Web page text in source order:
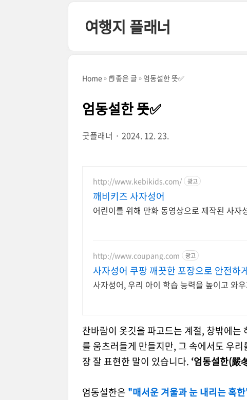
여행지 플래너
Home 📕좋은 글 엄동설한 뜻✅
엄동설한 뜻✅
굿플래너 2024. 12. 23.
http://www.kebikids.com/ 광고
깨비키즈 사자성어
어린이를 위해 만화 동영상으로 제작된 사자
http://www.coupang.com 광고
사자성어 쿠팡 깨끗한 포장으로 안전하
사자성어, 우리 아이 학습 능력을 높이고 와
찬바람이 옷깃을 파고드는 계절, 창밖에는
를 움츠러들게 만들지만, 그 속에서도 우
장 잘 표현한 말이 있습니다. ‘엄동설한(嚴
엄동설한은 "매서운 겨울과 눈 내리는 혹